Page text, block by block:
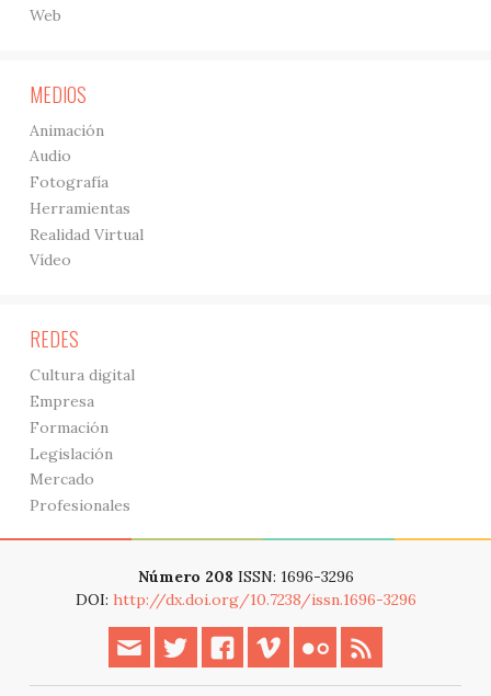
Web
MEDIOS
Animación
Audio
Fotografía
Herramientas
Realidad Virtual
Vídeo
REDES
Cultura digital
Empresa
Formación
Legislación
Mercado
Profesionales
Número 208 ISSN: 1696-3296
DOI: http://dx.doi.org/10.7238/issn.1696-3296